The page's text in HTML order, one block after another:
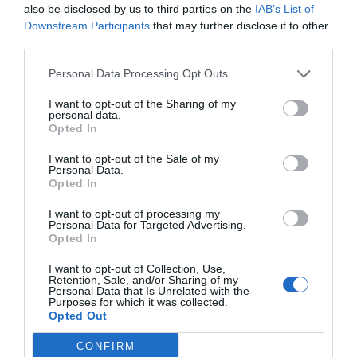
also be disclosed by us to third parties on the IAB’s List of
Downstream Participants that may further disclose it to other
Personal Data Processing Opt Outs
I want to opt-out of the Sharing of my
personal data.
Opted In
I want to opt-out of the Sale of my
Personal Data.
Opted In
I want to opt-out of processing my
Personal Data for Targeted Advertising.
Opted In
I want to opt-out of Collection, Use,
Retention, Sale, and/or Sharing of my
Personal Data that Is Unrelated with the
Purposes for which it was collected.
Opted Out
CONFIRM
ACTIVAR ARA
RELACIONADES
La jornada laboralEl Consell de